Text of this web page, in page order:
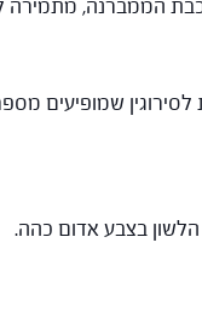
הממברנה, מתמירה
לסירוגין שמופיעים
הלשון בצבע אדום כהה.